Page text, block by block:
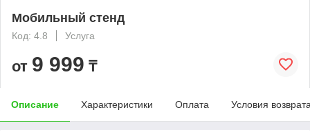
Мобильный стенд
Код: 4.8 Услуга
от 9 999 ₸
Описание Характеристики Оплата Условия